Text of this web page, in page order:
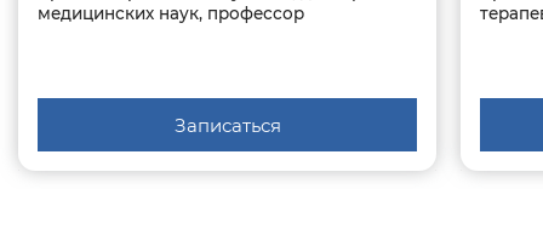
медицинских наук, профессор
Записаться